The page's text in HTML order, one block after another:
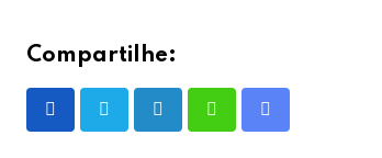
Compartilhe:
LinkedInWhatsappShare